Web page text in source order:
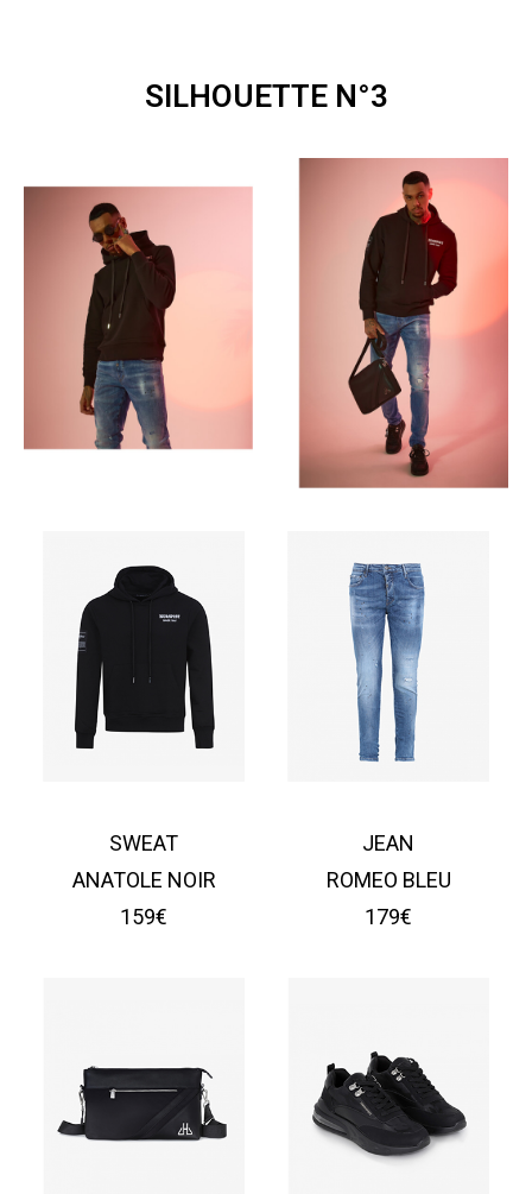
SILHOUETTE N°3
SWEAT
ANATOLE NOIR
159€
JEAN
ROMEO BLEU
179€